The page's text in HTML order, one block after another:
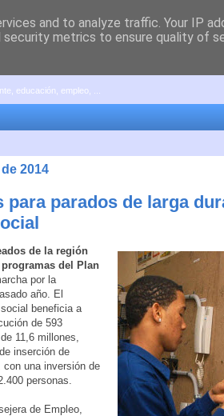
educación, empleo, ...
2014
para parados de larga
de la región
del Plan
por la
año. El
beneficia a
de 593
11,6 millones,
inserción de
con una inversión de
personas.
de Empleo,
and to analyze traffic. Your IP
metrics to ensure quality of